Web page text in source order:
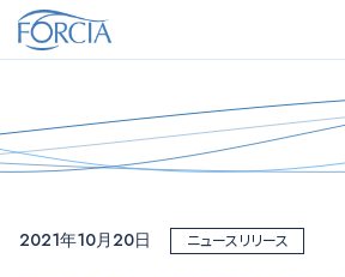
2021年10月20日 ニュースリリース